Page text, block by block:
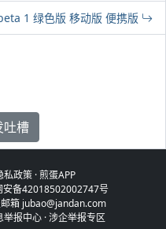
1 绿色版 移动版 便携版
吐槽
私政策·煎蛋APP
安备42018502002747号
箱 jubao@jandan.com
举报中心 ·涉企举报专区